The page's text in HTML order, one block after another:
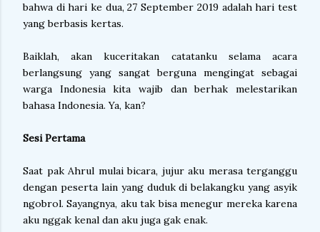
bahwa di hari ke dua, 27 September 2019 adalah hari test
yang berbasis kertas.
Baiklah, akan kuceritakan catatanku selama acara
berlangsung yang sangat berguna mengingat sebagai
warga Indonesia kita wajib dan berhak melestarikan
bahasa Indonesia. Ya, kan?
Sesi Pertama
Saat pak Ahrul mulai bicara, jujur aku merasa terganggu
dengan peserta lain yang duduk di belakangku yang asyik
ngobrol. Sayangnya, aku tak bisa menegur mereka karena
aku nggak kenal dan aku juga gak enak.